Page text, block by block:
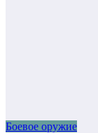
Боевое оружие